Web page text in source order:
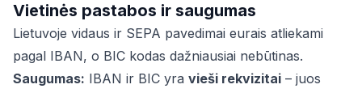
Vietinės pastabos ir saugumas
Lietuvoje vidaus ir SEPA pavedimai eurais atliekami
pagal IBAN, o BIC kodas dažniausiai nebūtinas.
Saugumas: IBAN ir BIC yra vieši rekvizitai – juos